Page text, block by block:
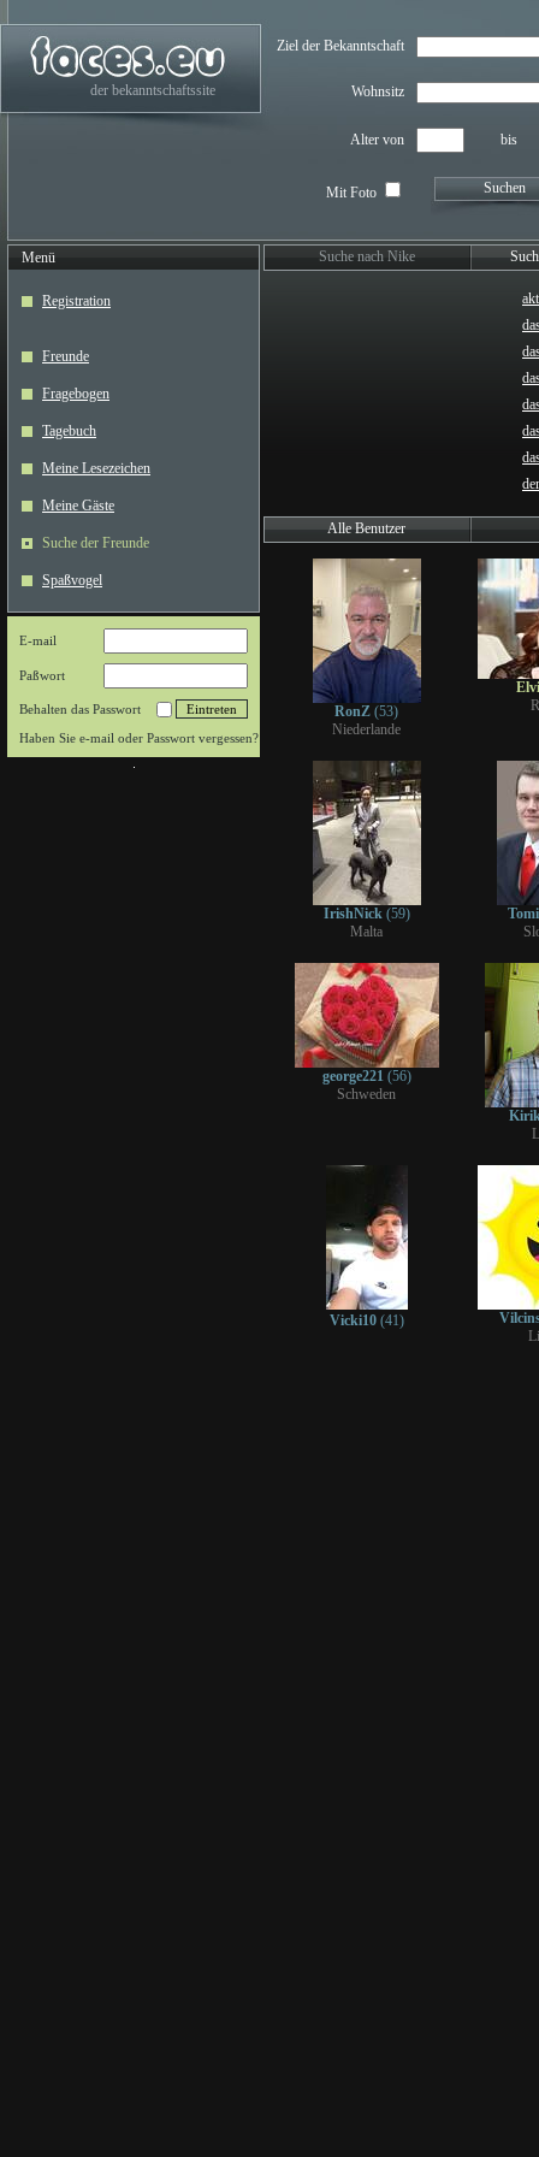
der bekanntschaftssite
Ziel der Bekanntschaft
Wohnsitz
Alter von bis
Mit Foto Suchen
Menü
Registration
Freunde
Fragebogen
Tagebuch
Meine Lesezeichen
Meine Gäste
Suche der Freunde
Spaßvogel
E-mail
Paßwort
Behalten das Passwort
Haben Sie e-mail oder Passwort vergessen?
Suche nach Nike
Alle Benutzer
RonZ (53)
Niederlande
IrishNick (59)
Malta
george221 (56)
Schweden
Vicki10 (41)